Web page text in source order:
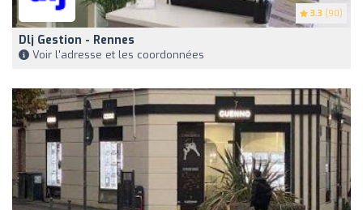
3.3 (90)
Dlj Gestion - Rennes
Voir l'adresse et les coordonnées